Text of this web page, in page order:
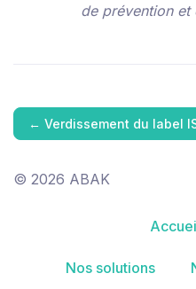
de prévention et
← Verdissement du label
© 2026 ABAK
Nos solutions